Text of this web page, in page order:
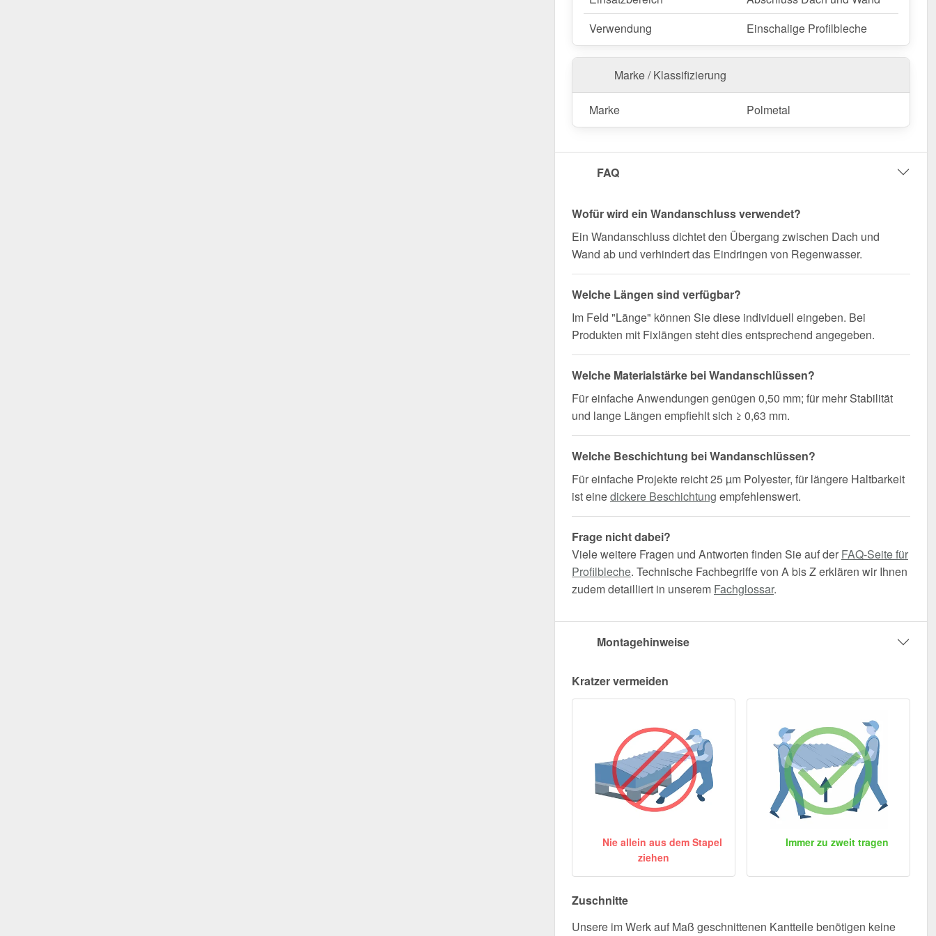
Wegen Sonderanfertigung vom Widerruf ausgeschlossen
Verwendung
Einschalige Profilbleche
Marke / Klassifizierung
Marke Polmetal
FAQ
Wofür wird ein Wandanschluss verwendet?
Ein Wandanschluss dichtet den Übergang zwischen Dach und
Wand ab und verhindert das Eindringen von Regenwasser.
Welche Längen sind verfügbar?
Im Feld "Länge" können Sie diese individuell eingeben. Bei
Produkten mit Fixlängen steht dies entsprechend angegeben.
Welche Materialstärke bei Wandanschlüssen?
Für einfache Anwendungen genügen 0,50 mm; für mehr Stabilität
und lange Längen empfiehlt sich ≥ 0,63 mm.
Welche Beschichtung bei Wandanschlüssen?
Für einfache Projekte reicht 25 µm Polyester, für längere Haltbarkeit
ist einedickere Beschichtung empfehlenswert.
Frage nicht dabei?
Viele weitere Fragen und Antworten finden Sie auf der FAQ-Seite für
Profilbleche. Technische Fachbegriffe von A bis Z erklären wir Ihnen
zudem detailliert in unserem Fachglossar.
Montagehinweise
Kratzer vermeiden
Nie allein aus dem Stapel
ziehen
Immer zu zweit tragen
Zuschnitte
Unsere im Werk auf Maß geschnittenen Kantteile benötigen keine